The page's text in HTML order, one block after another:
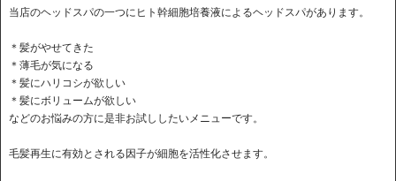
当店のヘッドスパの一つにヒト幹細胞培養液によるヘッドスパがあります。
＊髪がやせてきた
＊薄毛が気になる
＊髪にハリコシが欲しい
＊髪にボリュームが欲しい
などのお悩みの方に是非お試ししたいメニューです。
毛髪再生に有効とされる因子が細胞を活性化させます。